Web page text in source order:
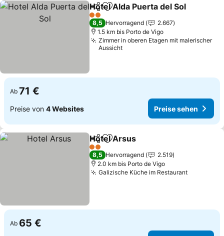
TeilenZu Favoriten hinzufügen
Hotel Alda Puerta del Sol
2 Sterne
8,5 Hervorragend
2.667
1.5 km bis Porto de Vigo
Zimmer in oberen Etagen mit malerischer
Aussicht
Ab 71 €
Preise von 4 Websites Preise sehen
TeilenZu Favoriten hinzufügen
Hotel Arsus
2 Sterne
8,5 Hervorragend
2.519
2.0 km bis Porto de Vigo
Galizische Küche im Restaurant
Ab 65 €